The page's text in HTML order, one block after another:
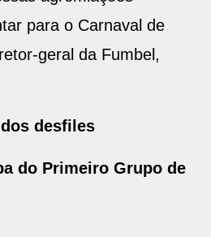
para o Carnaval de
geral da Fumbel,
desfiles
do Primeiro Grupo de